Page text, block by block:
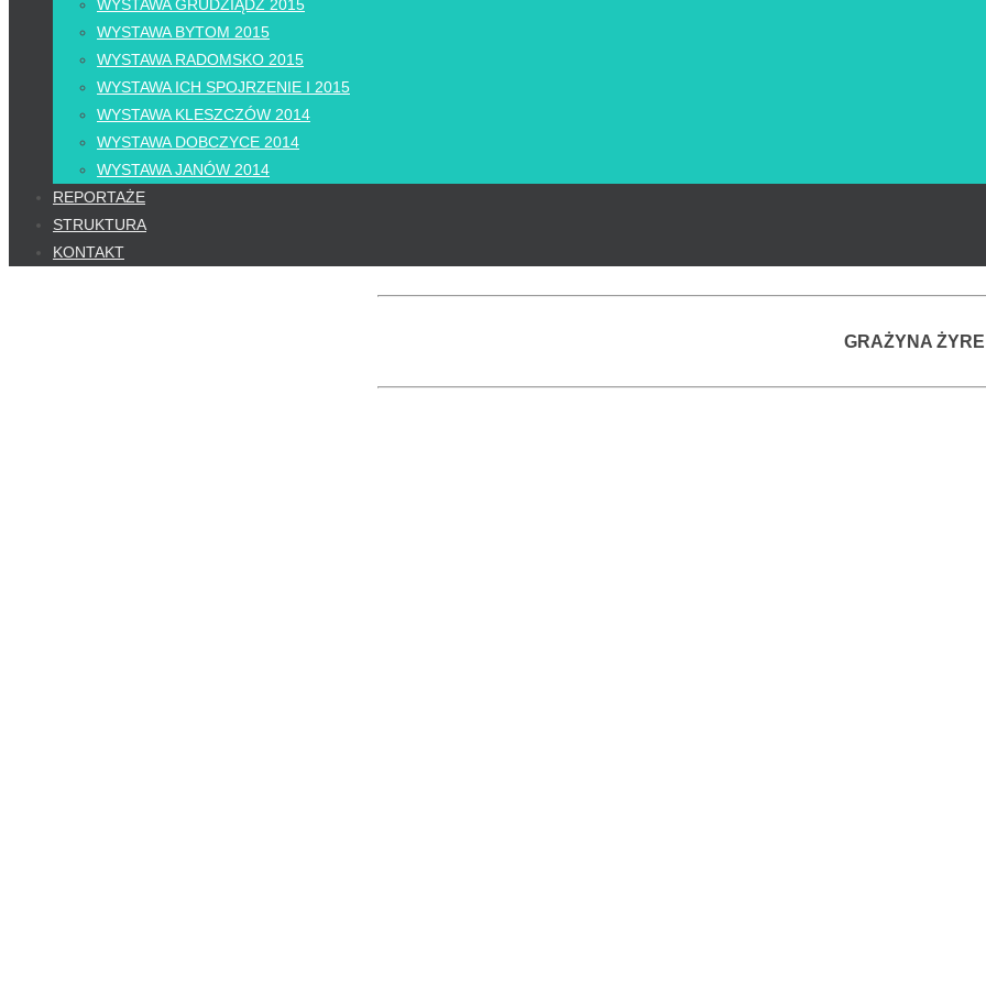
WYSTAWA GRUDZIĄDZ 2015
WYSTAWA BYTOM 2015
WYSTAWA RADOMSKO 2015
WYSTAWA ICH SPOJRZENIE I 2015
WYSTAWA KLESZCZÓW 2014
WYSTAWA DOBCZYCE 2014
WYSTAWA JANÓW 2014
REPORTAŻE
STRUKTURA
KONTAKT
GRAŻYNA